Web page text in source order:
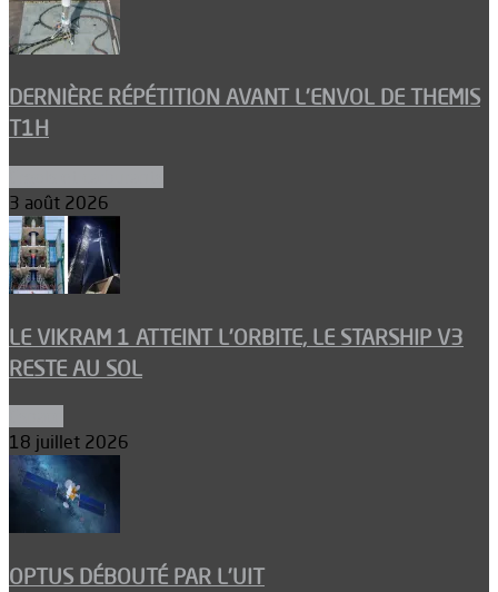
DERNIÈRE RÉPÉTITION AVANT L’ENVOL DE THEMIS
T1H
3 août 2026
LE VIKRAM 1 ATTEINT L’ORBITE, LE STARSHIP V3
RESTE AU SOL
18 juillet 2026
OPTUS DÉBOUTÉ PAR L’UIT